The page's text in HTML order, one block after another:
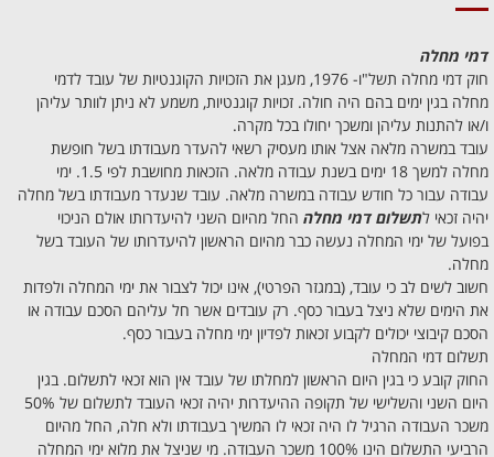
דמי מחלה
חוק דמי מחלה תשל"ו- 1976, מעגן את הזכויות הקוגנטיות של עובד לדמי
מחלה בגין ימים בהם היה חולה. זכויות קוגנטיות, משמע לא ניתן לוותר עליהן
ו/או להתנות עליהן ומשכך יחולו בכל מקרה.
עובד במשרה מלאה אצל אותו מעסיק רשאי להעדר מעבודתו בשל חופשת
מחלה למשך 18 ימים בשנת עבודה מלאה. הזכאות מחושבת לפי 1.5. ימי
עבודה עבור כל חודש עבודה במשרה מלאה. עובד שנעדר מעבודתו בשל מחלה
יהיה זכאי לתשלום דמי מחלה החל מהיום השני להיעדרותו אולם הניכוי
בפועל של ימי המחלה נעשה כבר מהיום הראשון להיעדרותו של העובד בשל
מחלה.
חשוב לשים לב כי עובד, (במגזר הפרטי), אינו יכול לצבור את ימי המחלה ולפדות
את הימים שלא ניצל בעבור כסף. רק עובדים אשר חל עליהם הסכם עבודה או
הסכם קיבוצי יכולים לקבוע זכאות לפדיון ימי מחלה בעבור כסף.
תשלום דמי המחלה
החוק קובע כי בגין היום הראשון למחלתו של עובד אין הוא זכאי לתשלום. בגין
היום השני והשלישי של תקופה ההיעדרות יהיה זכאי העובד לתשלום של 50%
משכר העבודה הרגיל לו היה זכאי לו המשיך בעבודתו ולא חלה, החל מהיום
הרביעי התשלום הינו 100% משכר העבודה. מי שניצל את מלוא ימי המחלה